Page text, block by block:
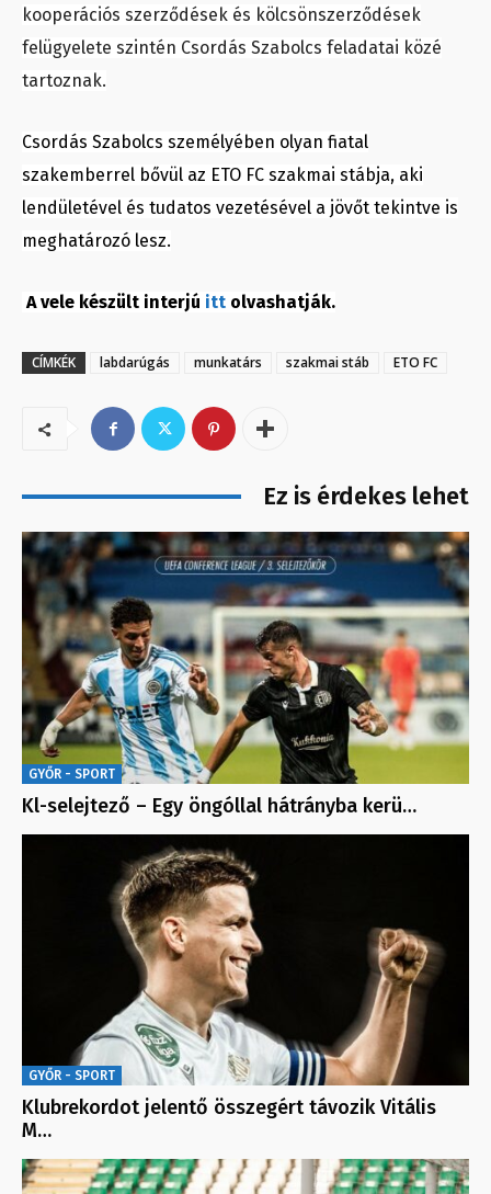
kooperációs szerződések és kölcsönszerződések
felügyelete szintén Csordás Szabolcs feladatai közé
tartoznak.
Csordás Szabolcs személyében olyan fiatal
szakemberrel bővül az ETO FC szakmai stábja, aki
lendületével és tudatos vezetésével a jövőt tekintve is
meghatározó lesz.
A vele készült interjú itt olvashatják.
CÍMKÉK labdarúgás munkatárs szakmai stáb ETO FC
Ez is érdekes lehet
GYŐR - SPORT
Kl-selejtező – Egy öngóllal hátrányba kerü…
GYŐR - SPORT
Klubrekordot jelentő összegért távozik Vitális
M…